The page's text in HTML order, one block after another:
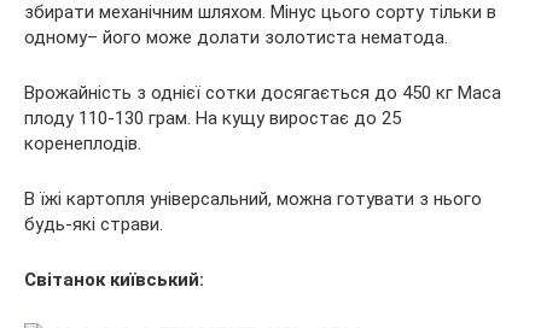
збирати механічним шляхом. Мінус цього сорту тільки в
одному– його може долати золотиста нематода.
Врожайність з однієї сотки досягається до 450 кг Маса
плоду 110-130 грам. На кущу виростає до 25
коренеплодів.
В їжі картопля універсальний, можна готувати з нього
будь-які страви.
Світанок київський: